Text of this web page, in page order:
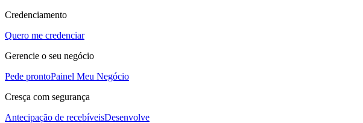
Credenciamento
Quero me credenciar
Gerencie o seu negócio
Pede prontoPainel Meu Negócio
Cresça com segurança
Antecipação de recebíveisDesenvolve